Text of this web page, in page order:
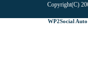
Copyright(C)
WP2Social